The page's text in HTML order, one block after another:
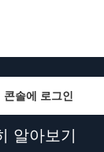
콘솔에 로그인
알아보기